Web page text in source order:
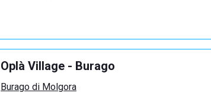
Oplà Village - Burago
Burago di Molgora